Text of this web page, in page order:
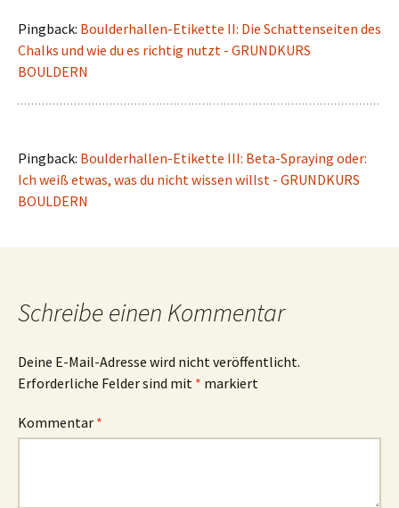
Pingback: Boulderhallen-Etikette II: Die Schattenseiten des
Chalks und wie du es richtig nutzt - GRUNDKURS
BOULDERN
Pingback: Boulderhallen-Etikette III: Beta-Spraying oder:
Ich weiß etwas, was du nicht wissen willst - GRUNDKURS
BOULDERN
Schreibe einen Kommentar
Deine E-Mail-Adresse wird nicht veröffentlicht.
Erforderliche Felder sind mit * markiert
Kommentar *